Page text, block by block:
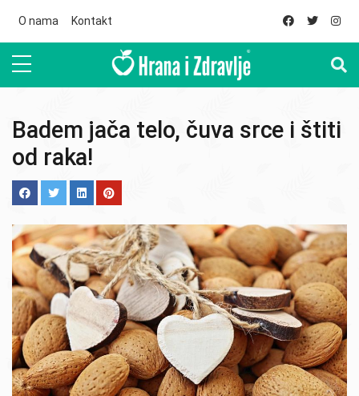
O nama Kontakt
Badem jača telo, čuva srce i štiti
od raka!
Image